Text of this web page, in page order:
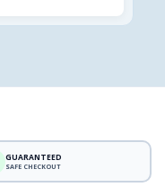
GUARANTEED
SAFE CHECKOUT